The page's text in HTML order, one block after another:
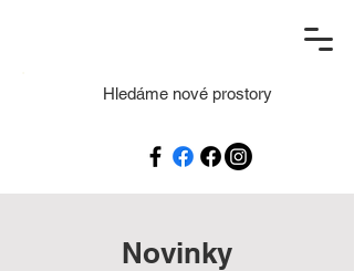
Hledáme nové prostory
Novinky